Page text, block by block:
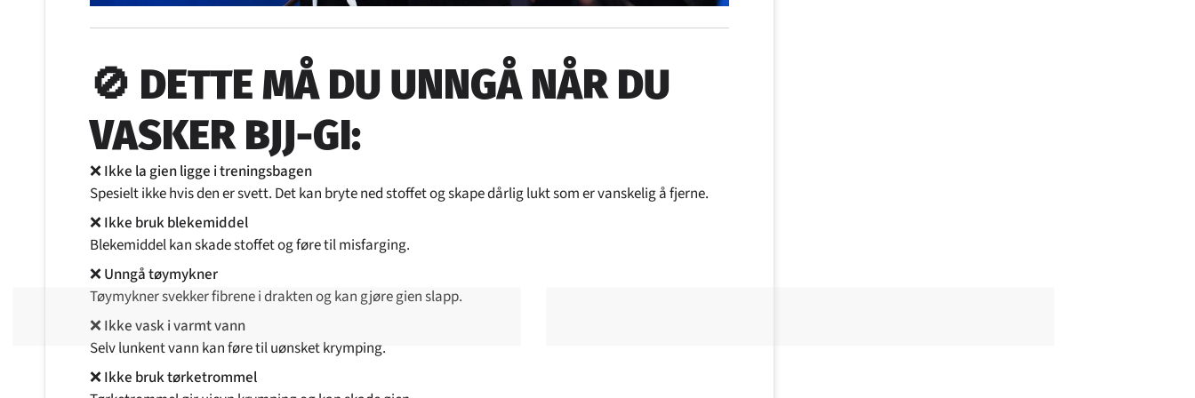
🚫 DETTE MÅ DU UNNGÅ NÅR DU
VASKER BJJ-GI:
❌Ikke la gien ligge i treningsbagen
Spesielt ikke hvis den er svett. Det kan bryte ned stoffet og skape dårlig lukt som er vanskelig å fjerne.
❌Ikke bruk blekemiddel
Blekemiddel kan skade stoffet og føre til misfarging.
❌Unngå tøymykner
Tøymykner svekker fibrene i drakten og kan gjøre gien slapp.
❌Ikke vask i varmt vann
Selv lunkent vann kan føre til uønsket krymping.
❌Ikke bruk tørketrommel